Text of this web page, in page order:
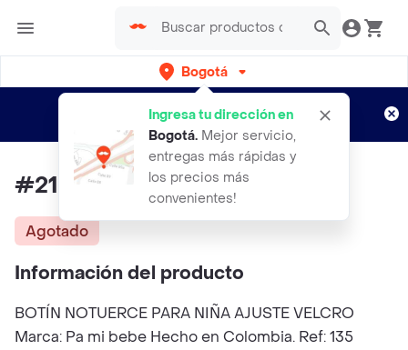
Bogotá
Ingresa tu dirección en
Bogotá. Mejor servicio,
entregas más rápidas y
los precios más
convenientes!
envíos gratis por semanas
Aplican TyC
#21 Notuerce Botín Niñas
Agotado
Información del producto
BOTÍN NOTUERCE PARA NIÑA AJUSTE VELCRO
Marca: Pa mi bebe Hecho en Colombia. Ref: 135